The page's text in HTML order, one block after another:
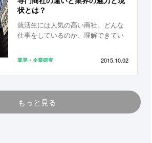
状とは？
就活生には人気の高い商社。どんな
仕事をしているのか、理解できてい
業界・企業研究 2015.10.02
もっと見る